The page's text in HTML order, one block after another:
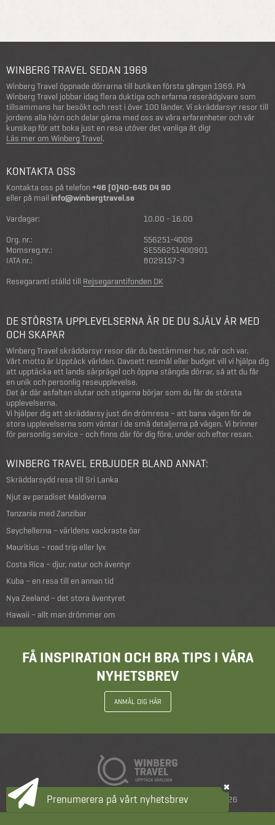
WINBERG TRAVEL SEDAN 1969
Winberg Travel öppnade dörrarna till butiken första gången 1969. På
Winberg Travel jobbar idag flera duktiga och erfarna reserådgivare som
tillsammans har besökt och rest i över 100 länder. Vi skräddarsyr resor till
jordens alla hörn och delar gärna med oss av våra erfarenheter och vår
kunskap för att boka just en resa utöver det vanliga åt dig!
Läs mer om Winberg Travel.
KONTAKTA OSS
Kontakta oss på telefon+46 (0)40-645 04 90
eller på mail info@winbergtravel.se
Vardagar:
10.00 - 16.00
Org. nr.:
556251-4009
Momsreg.nr.:
SE556251400901
IATA nr.:
8029157-3
Resegaranti ställd till Rejsegarantifonden DK
DE STÖRSTA UPPLEVELSERNA ÄR DE DU SJÄLV ÄR MED
OCH SKAPAR
Winberg Travel skräddarsyr resor där du bestämmer hur, när och var.
Vårt motto är Upptäck världen. Oavsett resmål eller budget vill vi hjälpa dig
att upptäcka ett lands särprägel och öppna stängda dörrar, så att du får
en unik och personlig reseupplevelse.
Det är där asfalten slutar och stigarna börjar som du får de största
upplevelserna.
Vi hjälper dig att skräddarsy just din drömresa – att bana vägen för de
stora upplevelserna som väntar i de små detaljerna på vägen. Vi brinner
för personlig service - och finns där för dig före, under och efter resan.
WINBERG TRAVEL ERBJUDER BLAND ANNAT:
Skräddarsydd resa till Sri Lanka
Njut av paradiset Maldiverna
Tanzania med Zanzibar
Seychellerna – världens vackraste öar
Mauritius – road trip eller lyx
Costa Rica – djur, natur och äventyr
Kuba – en resa till en annan tid
Nya Zeeland – det stora äventyret
Hawaii – allt man drömmer om
FÅ INSPIRATION OCH BRA TIPS I VÅRA
NYHETSBREV
ANMÄL DIG HÄR
Resevillkor | Integritetspolicy | copyright 2026
Prenumerera på vårt nyhetsbrev